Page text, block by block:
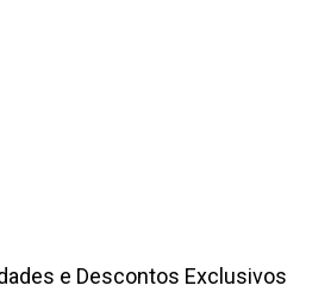
e Descontos Exclusivos